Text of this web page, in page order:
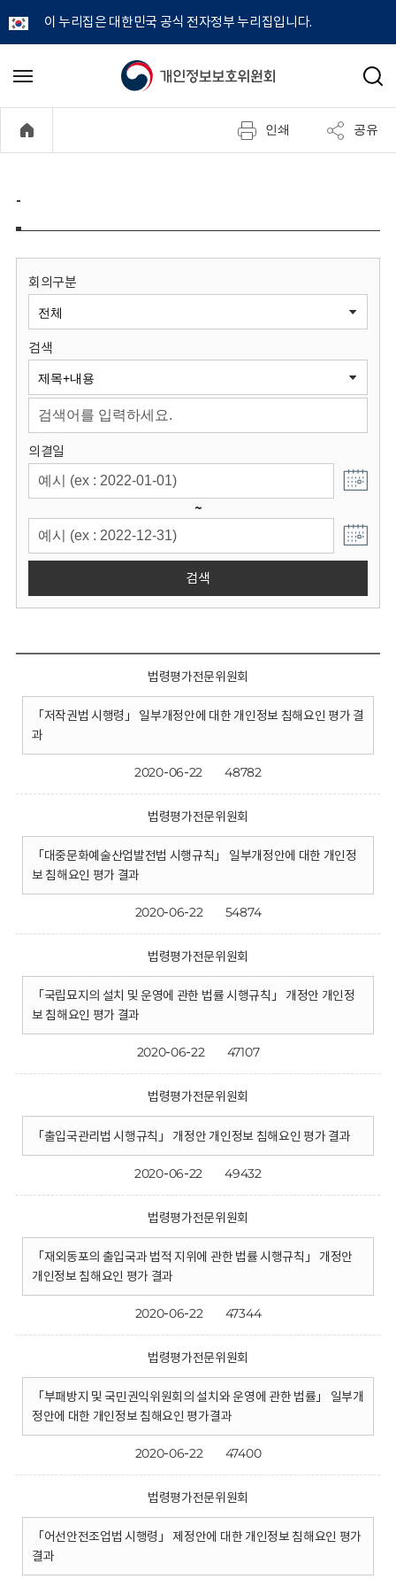
이 누리집은 대한민국 공식 전자정부 누리집입니다.
개
정
보
원
회
메
기
검
인쇄 공유
-
회의구분
검색
의결일
~
검색
법령평가전문위원회
「저작권법 시행령」 일부개정안에 대한 개인정보 침해요인 평가 결
과
2020-06-22 48782
법령평가전문위원회
「대중문화예술산업발전법 시행규칙」 일부개정안에 대한 개인정
보 침해요인 평가 결과
2020-06-22 54874
법령평가전문위원회
「국립묘지의 설치 및 운영에 관한 법률 시행규칙」 개정안 개인정
보 침해요인 평가 결과
2020-06-22 47107
법령평가전문위원회
「출입국관리법 시행규칙」 개정안 개인정보 침해요인 평가 결과
2020-06-22 49432
법령평가전문위원회
「재외동포의 출입국과 법적 지위에 관한 법률 시행규칙」 개정안
개인정보 침해요인 평가 결과
2020-06-22 47344
법령평가전문위원회
「부패방지 및 국민권익위원회의 설치와 운영에 관한 법률」 일부개
정안에 대한 개인정보 침해요인 평가결과
2020-06-22 47400
법령평가전문위원회
「어선안전조업법 시행령」 제정안에 대한 개인정보 침해요인 평가
결과